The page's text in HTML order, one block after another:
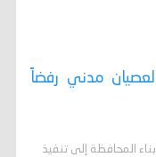
مدني رفضاً
المحافظة إلى تنفيذ